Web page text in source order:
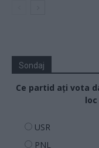
Sondaj
Ce partid ați vota
USR
PNL